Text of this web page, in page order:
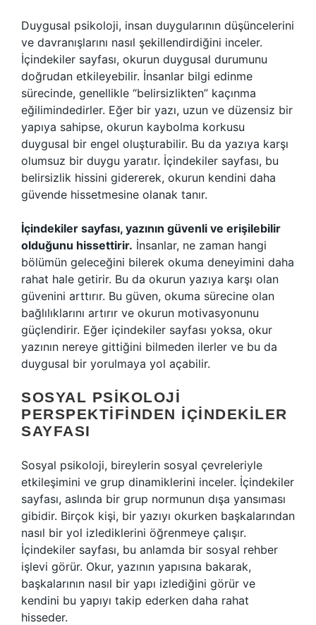
Duygusal psikoloji, insan duygularının düşüncelerini
ve davranışlarını nasıl şekillendirdiğini inceler.
İçindekiler sayfası, okurun duygusal durumunu
doğrudan etkileyebilir. İnsanlar bilgi edinme
sürecinde, genellikle “belirsizlikten” kaçınma
eğilimindedirler. Eğer bir yazı, uzun ve düzensiz bir
yapıya sahipse, okurun kaybolma korkusu
duygusal bir engel oluşturabilir. Bu da yazıya karşı
olumsuz bir duygu yaratır. İçindekiler sayfası, bu
belirsizlik hissini gidererek, okurun kendini daha
güvende hissetmesine olanak tanır.
İçindekiler sayfası, yazının güvenli ve erişilebilir
olduğunu hissettirir. İnsanlar, ne zaman hangi
bölümün geleceğini bilerek okuma deneyimini daha
rahat hale getirir. Bu da okurun yazıya karşı olan
güvenini arttırır. Bu güven, okuma sürecine olan
bağlılıklarını artırır ve okurun motivasyonunu
güçlendirir. Eğer içindekiler sayfası yoksa, okur
yazının nereye gittiğini bilmeden ilerler ve bu da
duygusal bir yorulmaya yol açabilir.
SOSYAL PSIKOLOJI
PERSPEKTIFINDEN İÇINDEKILER
SAYFASI
Sosyal psikoloji, bireylerin sosyal çevreleriyle
etkileşimini ve grup dinamiklerini inceler. İçindekiler
sayfası, aslında bir grup normunun dışa yansıması
gibidir. Birçok kişi, bir yazıyı okurken başkalarından
nasıl bir yol izlediklerini öğrenmeye çalışır.
İçindekiler sayfası, bu anlamda bir sosyal rehber
işlevi görür. Okur, yazının yapısına bakarak,
başkalarının nasıl bir yapı izlediğini görür ve
kendini bu yapıyı takip ederken daha rahat
hisseder.